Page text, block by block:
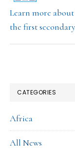
Learn more
the first
CATEGORIES
Africa
All News